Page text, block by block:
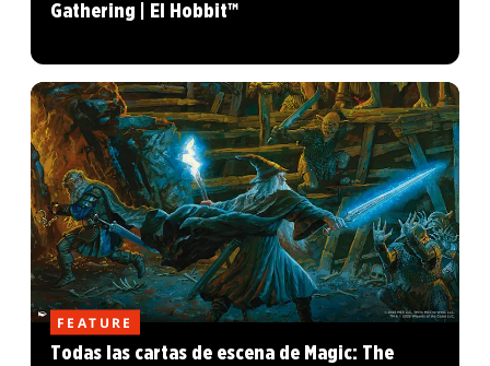
Gathering | El Hobbit™
FEATURE
Todas las cartas de escena de Magic: The